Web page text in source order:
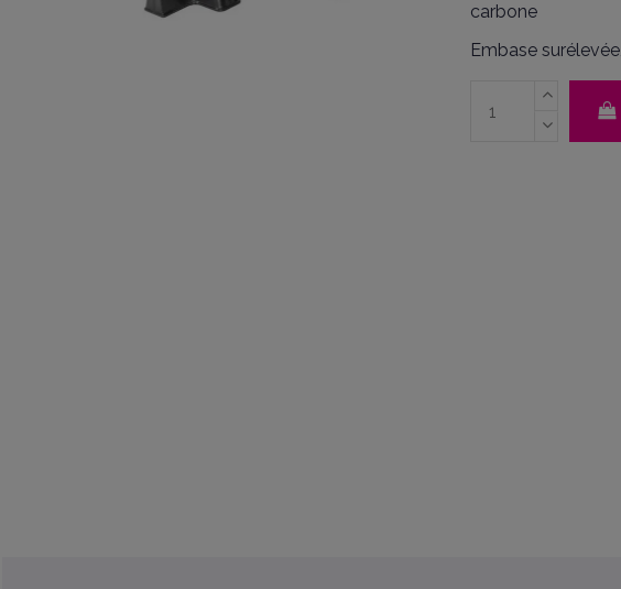
carbone
Embase